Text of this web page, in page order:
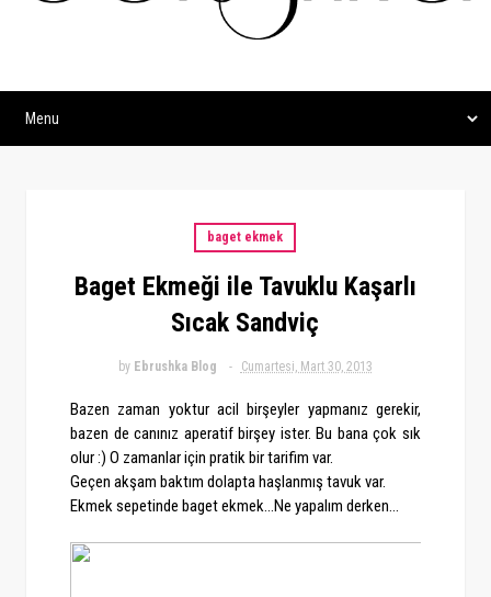
baget ekmek
Baget Ekmeği ile Tavuklu Kaşarlı
Sıcak Sandviç
by Ebrushka Blog Cumartesi, Mart 30, 2013
Bazen zaman yoktur acil birşeyler yapmanız gerekir,
bazen de canınız aperatif birşey ister. Bu bana çok sık
olur :) O zamanlar için pratik bir tarifim var.
Geçen akşam baktım dolapta haşlanmış tavuk var.
Ekmek sepetinde baget ekmek...Ne yapalım derken...